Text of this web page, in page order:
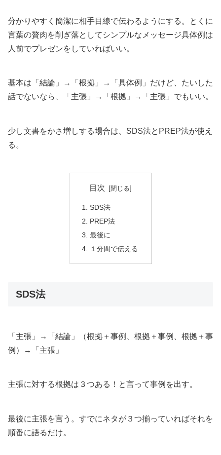
分かりやすく簡潔に相手目線で伝わるようにする。とくに
言葉の贅肉を削ぎ落としてシンプルなメッセージ具体例は
人前でプレゼンをしていればいい。
基本は「結論」→「根拠」→「具体例」だけど、たいした
話でないなら、「主張」→「根拠」→「主張」でもいい。
少し文書をかさ増しする場合は、SDS法とPREP法が使え
る。
目次
SDS法
PREP法
最後に
１分間で伝える
SDS法
「主張」→「結論」（根拠＋事例、根拠＋事例、根拠＋事
例）→「主張」
主張に対する根拠は３つある！と言って事例を出す。
最後に主張を言う。すでにネタが３つ揃っていればそれを
順番に語るだけ。